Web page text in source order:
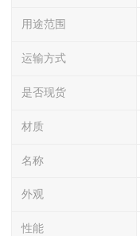
用途范围
运输方式
是否现货
材质
名称
外观
性能